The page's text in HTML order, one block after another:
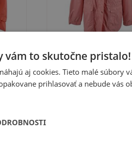
Dámska ružová šušťáková
jesenná bunda
Veľkosť:40 (M)
vám to skutočne pristalo!
aj cookies. Tieto malé súbory
prihlasovať a nebude vás